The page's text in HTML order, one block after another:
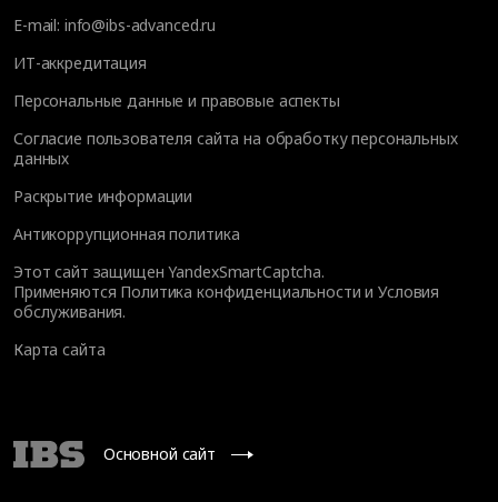
E-mail: info@ibs-advanced.ru
ИТ-аккредитация
Персональные данные и правовые аспекты
Согласие пользователя сайта на обработку персональных
данных
Раскрытие информации
Антикоррупционная политика
Этот сайт защищен YandexSmartCaptcha.
Применяются Политика конфиденциальности иУсловия
обслуживания.
Карта сайта
Основной сайт